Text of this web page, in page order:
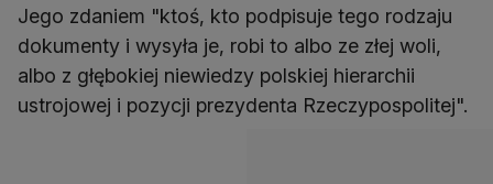
Jego zdaniem "ktoś, kto podpisuje tego rodzaju
dokumenty i wysyła je, robi to albo ze złej woli,
albo z głębokiej niewiedzy polskiej hierarchii
ustrojowej i pozycji prezydenta Rzeczypospolitej".